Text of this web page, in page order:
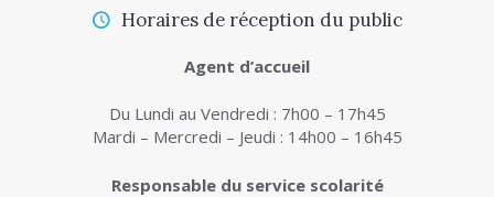
Horaires de réception du public
Agent d’accueil
Du Lundi au Vendredi : 7h00 – 17h45
Mardi – Mercredi – Jeudi : 14h00 – 16h45
Responsable du service scolarité